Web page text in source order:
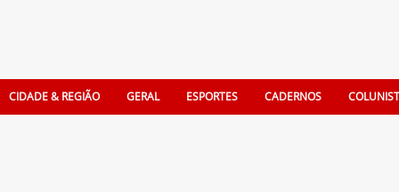
CIDADE & REGIÃO GERAL ESPORTES CADERNOS